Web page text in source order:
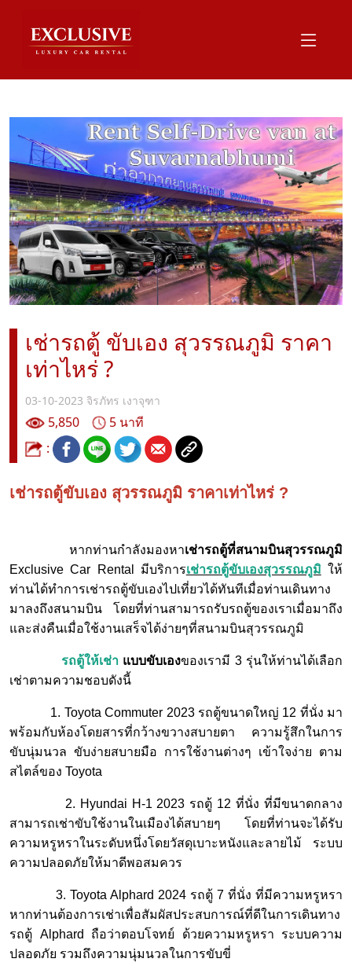
เช่ารถตู้ ขับเอง สุวรรณภูมิ ราคา
เท่าไหร่ ?
03-10-2023 จิรภัทร เงาจุฑา
5,850
5 นาที
:
เช่ารถตู้ขับเอง สุวรรณภูมิ ราคาเท่าไหร่ ?
หากท่านกำลังมองหาเช่ารถตู้ที่สนามบินสุวรรณภูมิ
Exclusive Car Rental มีบริการเช่ารถตู้ขับเองสุวรรณภูมิ ให้
ท่านได้ทำการเช่ารถตู้ขับเองไปเที่ยวได้ทันทีเมื่อท่านเดินทาง
มาลงถึงสนามบิน โดยที่ท่านสามารถรับรถตู้ของเราเมื่อมาถึง
และส่งคืนเมื่อใช้งานเสร็จได้ง่ายๆที่สนามบินสุวรรณภูมิ
รถตู้ให้เช่า แบบขับเองของเรามี 3 รุ่นให้ท่านได้เลือก
เช่าตามความชอบดังนี้
1. Toyota Commuter 2023 รถตู้ขนาดใหญ่ 12 ที่นั่ง มา
พร้อมกับห้องโดยสารที่กว้างขวางสบายตา ความรู้สึกในการ
ขับนุ่มนวล ขับง่ายสบายมือ การใช้งานต่างๆ เข้าใจง่าย ตาม
สไตล์ของ Toyota
2. Hyundai H-1 2023 รถตู้ 12 ที่นั่ง ที่มีขนาดกลาง
สามารถเช่าขับใช้งานในเมืองได้สบายๆ โดยที่ท่านจะได้รับ
ความหรูหราในระดับหนึ่งโดยวัสดุเบาะหนังและลายไม้ ระบบ
ความปลอดภัยให้มาดีพอสมควร
3. Toyota Alphard 2024 รถตู้ 7 ที่นั่ง ที่มีความหรูหรา
หากท่านต้องการเช่าเพื่อสัมผัสประสบการณ์ที่ดีในการเดินทาง
รถตู้ Alphard ถือว่าตอบโจทย์ ด้วยความหรูหรา ระบบความ
ปลอดภัย รวมถึงความนุ่มนวลในการขับขี่